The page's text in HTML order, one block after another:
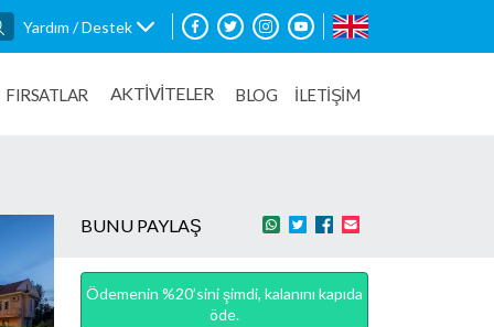
Yardım / Destek
FIRSATLAR AKTİVİTELER BLOG İLETİŞİM
BUNU PAYLAŞ
Ödemenin %20’sini şimdi, kalanını kapıda
öde.